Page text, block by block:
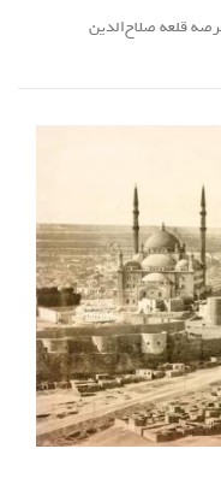
قلعه‌ صلاح‌الدین